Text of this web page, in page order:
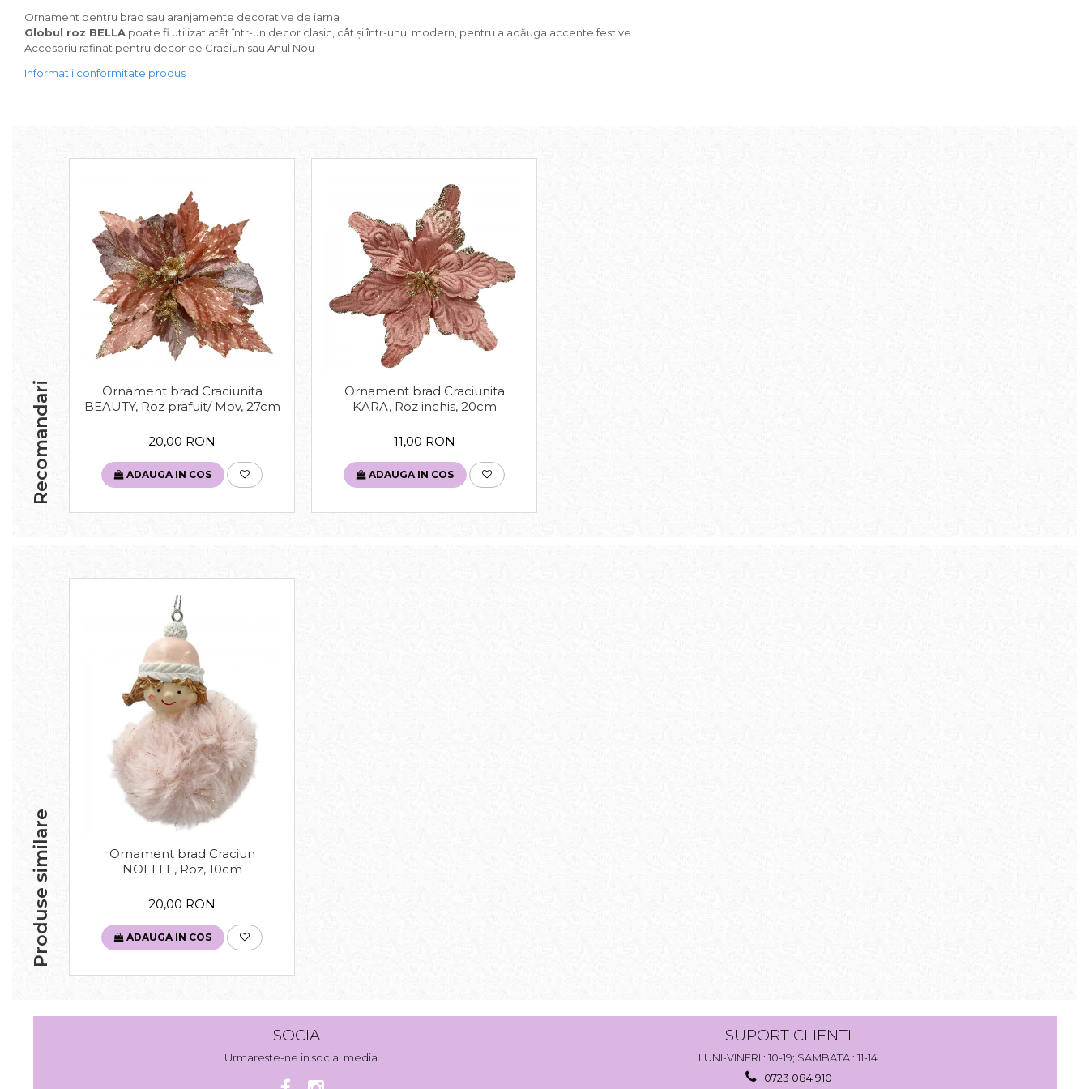
Sweet Wonderland
Crengute Decorative
Decoratiuni Muzicale
Decoratiuni Luminoase
Ornament pentru brad sau aranjamente decorative de iarna
Globul roz BELLA poate fi utilizat atât într-un decor clasic, cât și într-unul modern, pentru a adăuga accente festive.
Accesoriu rafinat pentru decor de Craciun sau Anul Nou
Informatii conformitate produs
Recomandari
Ornament brad Craciunita
BEAUTY, Roz prafuit/ Mov, 27cm
20,00 RON
ADAUGA IN COS
Ornament brad Craciunita
KARA, Roz inchis, 20cm
11,00 RON
ADAUGA IN COS
Produse similare
Ornament brad Craciun
NOELLE, Roz, 10cm
20,00 RON
ADAUGA IN COS
SOCIAL
Urmareste-ne in social media
SUPORT CLIENTI
LUNI-VINERI : 10-19; SAMBATA : 11-14
0723 084 910